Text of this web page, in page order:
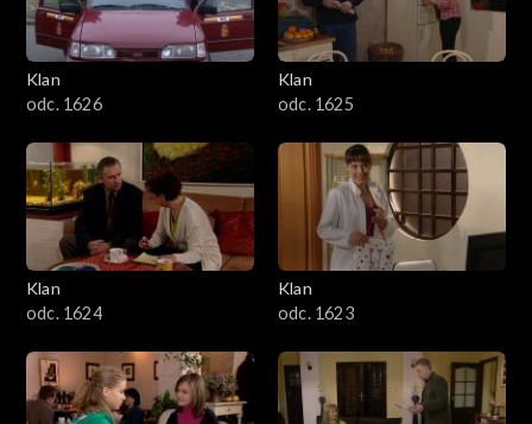
Klan
odc. 1626
Klan
odc. 1625
Klan
odc. 1624
Klan
odc. 1623